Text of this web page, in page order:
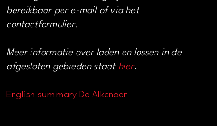
bereikbaar per e-mail of via het
contactformulier.
Meer informatie over laden en lossen in de
afgesloten gebieden staat hier.
English summary De Alkenaer